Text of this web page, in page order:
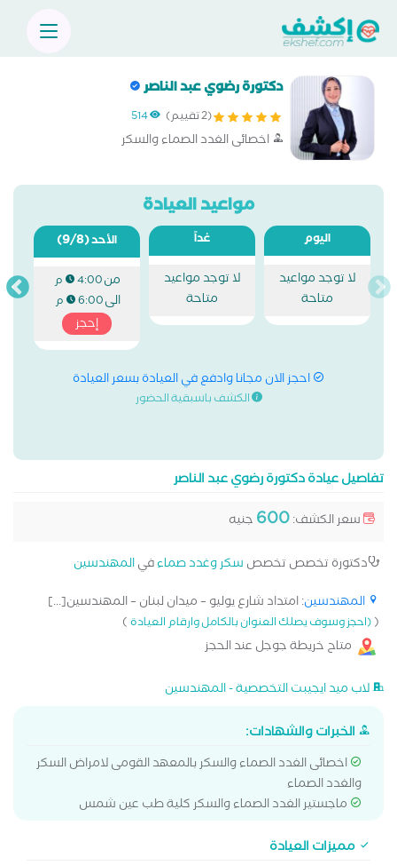
دكتورة رضوي عبد الناصر
(2 تقييم) 514
اخصائى الغدد الصماء والسكر
مواعيد العيادة
اليوم
لا توجد مواعيد
متاحة
غداً
لا توجد مواعيد
متاحة
الأحد(9/8)
من4:00 م
الى6:00 م
إحجز
احجز الان مجانا وادفع في العيادة بسعر العيادة
الكشف باسبقية الحضور
تفاصيل عيادة دكتورة رضوي عبد الناصر
سعر الكشف:600 جنيه
دكتورة تخصص تخصص سكر وغدد صماءفيالمهندسين
المهندسين: امتداد شارع يوليو – ميدان لبنان – المهندسين[...]
((احجز وسوف يصلك العنوان بالكامل وارقام العيادة)
متاح خريطة جوجل عند الحجز
لاب ميد ايجيبت التخصصية - المهندسين
الخبرات والشهادات:
اخصائى الغدد الصماء والسكر بالمعهد القومى لامراض السكر
والغدد الصماء
ماجستير الغدد الصماء والسكر كلية طب عين شمس
مميزات العيادة